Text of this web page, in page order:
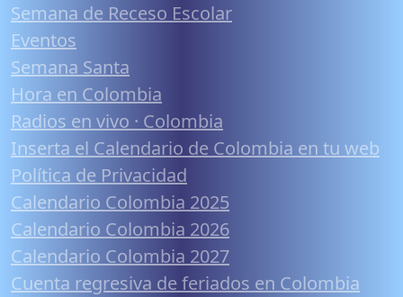
Semana de Receso Escolar
Eventos
Semana Santa
Hora en Colombia
Radios en vivo · Colombia
Inserta el Calendario de Colombia en tu web
Política de Privacidad
Calendario Colombia 2025
Calendario Colombia 2026
Calendario Colombia 2027
Cuenta regresiva de feriados en Colombia